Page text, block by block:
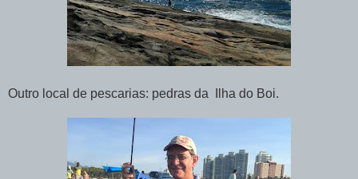
Outro local de pescarias: pedras da Ilha do Boi.